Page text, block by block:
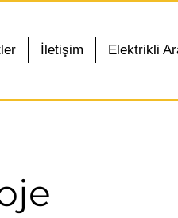
İletişim Elektrikli